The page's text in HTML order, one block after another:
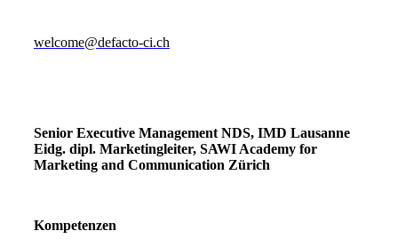
welcome@defacto-ci.ch
Senior Executive Management NDS, IMD Lausanne
Eidg. dipl. Marketingleiter, SAWI Academy for
Marketing and Communication Zürich
Kompetenzen